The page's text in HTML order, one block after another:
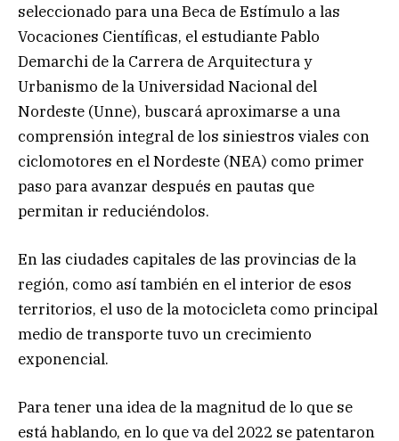
seleccionado para una Beca de Estímulo a las
Vocaciones Científicas, el estudiante Pablo
Demarchi de la Carrera de Arquitectura y
Urbanismo de la Universidad Nacional del
Nordeste (Unne), buscará aproximarse a una
comprensión integral de los siniestros viales con
ciclomotores en el Nordeste (NEA) como primer
paso para avanzar después en pautas que
permitan ir reduciéndolos.
En las ciudades capitales de las provincias de la
región, como así también en el interior de esos
territorios, el uso de la motocicleta como principal
medio de transporte tuvo un crecimiento
exponencial.
Para tener una idea de la magnitud de lo que se
está hablando, en lo que va del 2022 se patentaron